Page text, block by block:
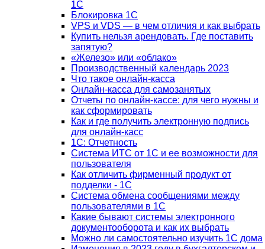
1С
Блокировка 1С
VPS и VDS — в чем отличия и как выбрать
Купить нельзя арендовать. Где поставить
запятую?
«Железо» или «облако»
Производственный календарь 2023
Что такое онлайн-касса
Онлайн-касса для самозанятых
Отчеты по онлайн-кассе: для чего нужны и
как сформировать
Как и где получить электронную подпись
для онлайн-касс
1С: Отчетность
Система ИТС от 1С и ее возможности для
пользователя
Как отличить фирменный продукт от
подделки - 1С
Система обмена сообщениями между
пользователями в 1С
Какие бывают системы электронного
документооборота и как их выбрать
Можно ли самостоятельно изучить 1С дома